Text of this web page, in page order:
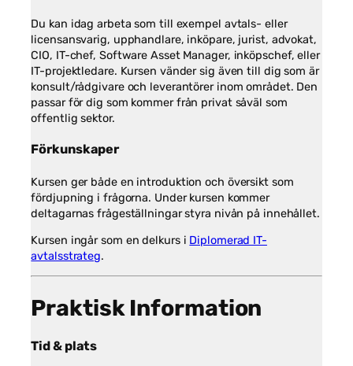
Du kan idag arbeta som till exempel avtals- eller
licensansvarig, upphandlare, inköpare, jurist, advokat,
CIO, IT-chef, Software Asset Manager, inköpschef, eller
IT-projektledare. Kursen vänder sig även till dig som är
konsult/rådgivare och leverantörer inom området. Den
passar för dig som kommer från privat såväl som
offentlig sektor.
Förkunskaper
Kursen ger både en introduktion och översikt som
fördjupning i frågorna. Under kursen kommer
deltagarnas frågeställningar styra nivån på innehållet.
Kursen ingår som en delkurs i Diplomerad IT-
avtalsstrateg.
Praktisk Information
Tid & plats